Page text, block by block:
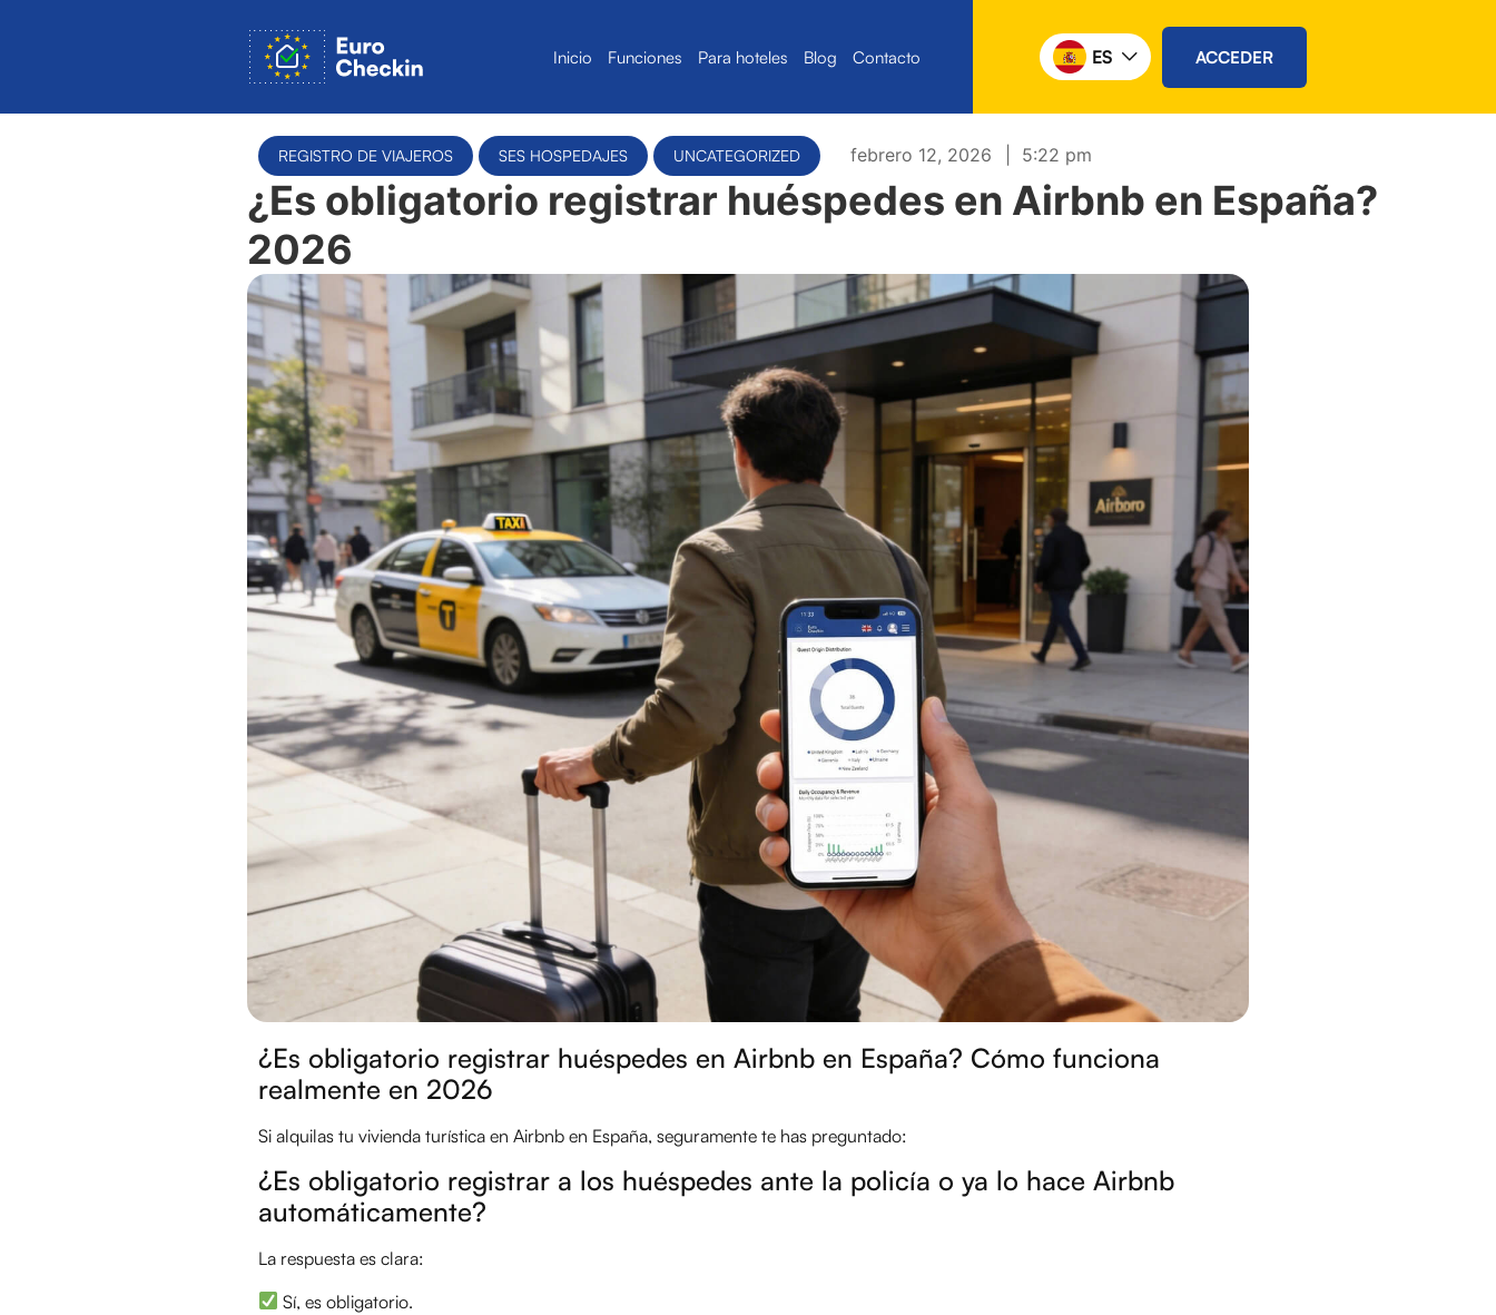
Inicio Funciones Para hoteles Blog Contacto ES ACCEDER
REGISTRO DE VIAJEROS SES HOSPEDAJES UNCATEGORIZED febrero 12, 2026 5:22 pm
¿Es obligatorio registrar huéspedes en Airbnb en España?
2026
¿Es obligatorio registrar huéspedes en Airbnb en España? Cómo funciona
realmente en 2026
Si alquilas tu vivienda turística en Airbnb en España, seguramente te has preguntado:
¿Es obligatorio registrar a los huéspedes ante la policía o ya lo hace Airbnb
automáticamente?
La respuesta es clara:
Sí, es obligatorio.